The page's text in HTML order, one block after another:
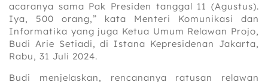
acaranya sama Pak Presiden tanggal 11 (Agustus).
Iya, 500 orang,” kata Menteri Komunikasi dan
Informatika yang juga Ketua Umum Relawan Projo,
Budi Arie Setiadi, di Istana Kepresidenan Jakarta,
Rabu, 31 Juli 2024.
Budi menjelaskan, rencananya ratusan relawan